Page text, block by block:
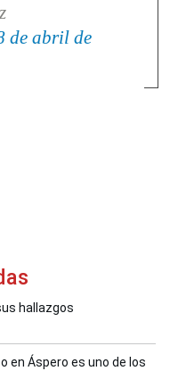
de abril de
hallazgos
en Áspero es uno de los